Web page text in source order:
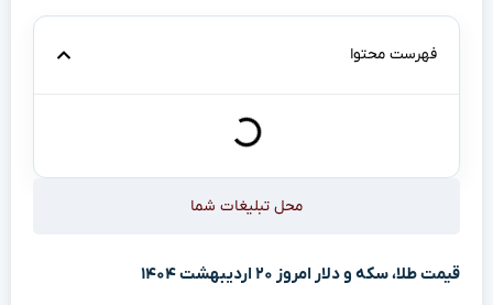
فهرست محتوا
محل تبلیغات شما
قیمت طلا، سکه و دلار امروز ۲۰ اردیبهشت ۱۴۰۴